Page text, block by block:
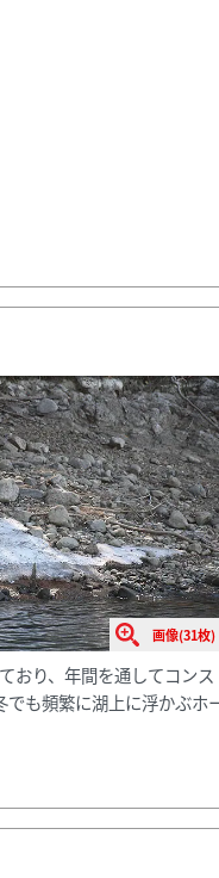
画像(31枚)
おり、年間を通してコンス
も頻繁に湖上に浮かぶホ